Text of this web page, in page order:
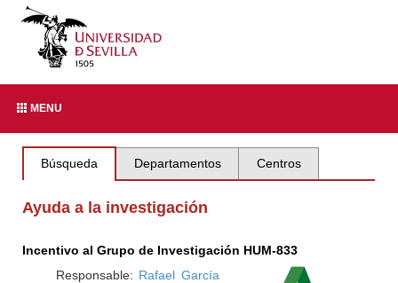
MENU
Búsqueda Departamentos Centros
Ayuda a la investigación
Incentivo al Grupo de Investigación HUM-833
Responsable: Rafael García